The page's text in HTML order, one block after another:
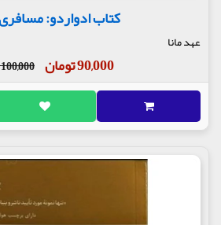
کتاب ادواردو:
عهد مانا
90,000 تومان 100,000 تومان